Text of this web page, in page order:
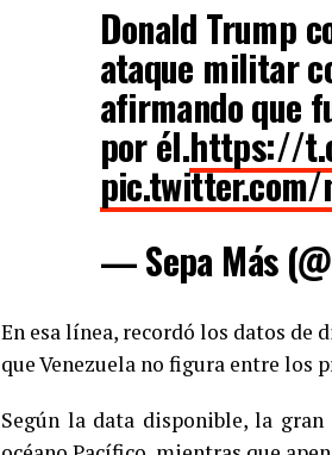
Donald Trump
ataque militar
afirmando que
por él.https://
pic.twitter.com/
— Sepa Más
En esa línea, recordó los datos de
que Venezuela no figura entre los
Según la data disponible, la